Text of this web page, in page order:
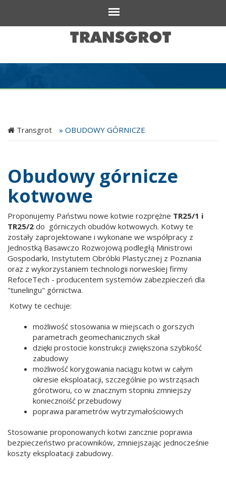
Transgrot » OBUDOWY GÓRNICZE
Obudowy górnicze
kotwowe
Proponujemy Państwu nowe kotwie rozprężne TR25/1 i
TR25/2 do górniczych obudów kotwowych. Kotwy te
zostały zaprojektowane i wykonane we współpracy z
Jednostką Basawczo Rozwojową podległą Ministrowi
Gospodarki, Instytutem Obróbki Plastycznej z Poznania
oraz z wykorzystaniem technologii norweskiej firmy
RefoceTech - producentem systemów zabezpieczeń dla
"tunelingu" górnictwa.
Kotwy te cechuje:
możliwość stosowania w miejscach o gorszych
parametrach geomechanicznych skał
dzięki prostocie konstrukcji zwiększona szybkość
zabudowy
możliwość korygowania naciągu kotwi w całym
okresie eksploatacji, szczególnie po wstrząsach
górotworu, co w znacznym stopniu zmniejszy
koniecznoiść przebudowy
poprawa parametrów wytrzymałościowych
Stosowanie proponowanych kotwi zancznie poprawia
bezpieczeństwo pracowników, zmniejszając jednocześnie
koszty eksploatacji zabudowy.